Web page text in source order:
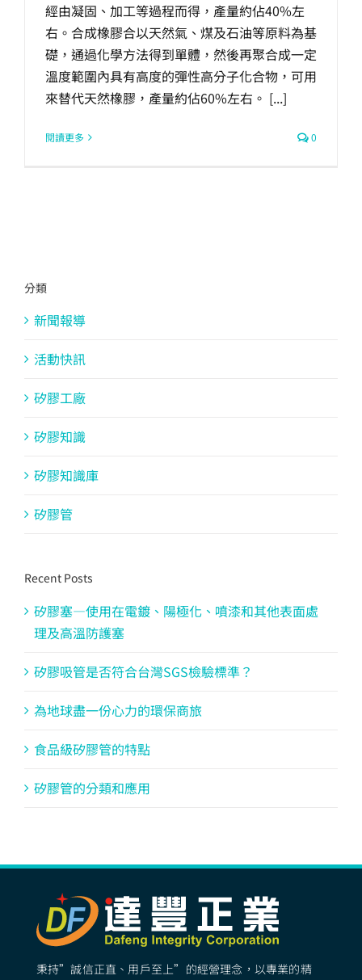
公司介紹
聯繫洽詢
經由凝固、加工等過程而得，產量約佔40%左
右。合成橡膠合以天然氣、煤及石油等原料為基
礎，通過化學方法得到單體，然後再聚合成一定
溫度範圍內具有高度的彈性高分子化合物，可用
來替代天然橡膠，產量約佔60%左右。 [...]
閱讀更多 0
分類
新聞報導
活動快訊
矽膠工廠
矽膠知識
矽膠知識庫
矽膠管
Recent Posts
矽膠塞—使用在電鍍、陽極化、噴漆和其他表面處
理及高溫防護塞
矽膠吸管是否符合台灣SGS檢驗標準？
為地球盡一份心力的環保商旅
食品級矽膠管的特點
矽膠管的分類和應用
秉持”誠信正直、用戶至上”的經營理念，以專業的精